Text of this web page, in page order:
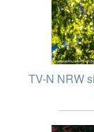
TV-N NRW